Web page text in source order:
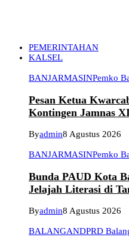
PEMERINTAHAN
KALSEL
BANJARMASINPemko
Pesan Ketua
Kontingen Jamnas
Byadmin8 Agustus 2026
BANJARMASINPemko
Bunda PAUD Kota
Jelajah Literasi di
Byadmin8 Agustus 2026
BALANGANDPRD